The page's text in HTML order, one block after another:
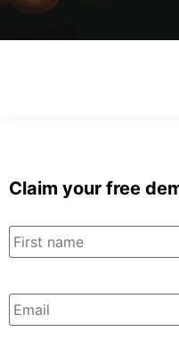
Claim your free
Name
Email